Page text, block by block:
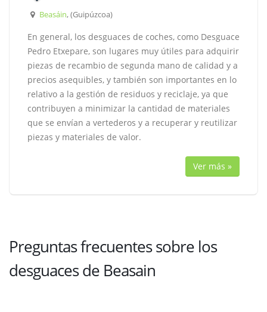
Beasáin, (Guipúzcoa)
En general, los desguaces de coches, como Desguace
Pedro Etxepare, son lugares muy útiles para adquirir
piezas de recambio de segunda mano de calidad y a
precios asequibles, y también son importantes en lo
relativo a la gestión de residuos y reciclaje, ya que
contribuyen a minimizar la cantidad de materiales
que se envían a vertederos y a recuperar y reutilizar
piezas y materiales de valor.
Ver más »
Preguntas frecuentes sobre los
desguaces de Beasain